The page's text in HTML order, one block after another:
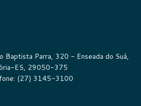
Baptista Parra, 320 - Enseada do Suá,
ES, 29050-375
(27) 3145-3100